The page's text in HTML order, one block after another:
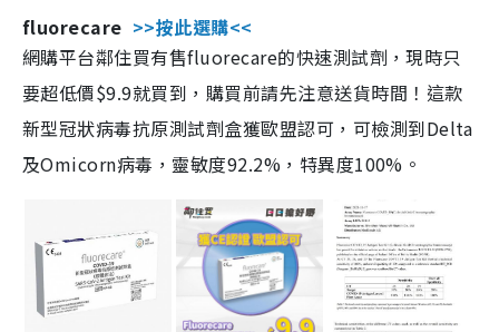
fluorecare >>按此選購<<
網購平台鄰住買有售fluorecare的快速測試劑，現時只
要超低價$9.9就買到，購買前請先注意送貨時間！這款
新型冠狀病毒抗原測試劑盒獲歐盟認可，可檢測到Delta
及Omicorn病毒，靈敏度92.2%，特異度100%。